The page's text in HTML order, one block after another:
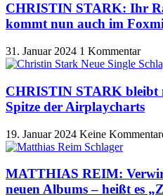
CHRISTIN STARK: Ihr
kommt nun auch im
31. Januar 2024 1 Kommentar
CHRISTIN STARK bleibt
Spitze der Airplaycharts
19. Januar 2024 Keine
MATTHIAS REIM:
neuen Albums – heißt es